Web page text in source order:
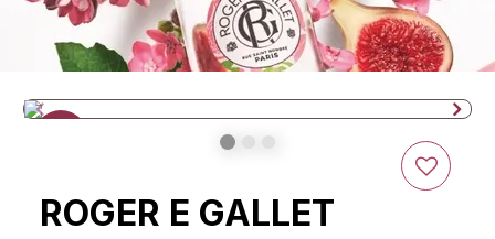
ROGER E GALLET